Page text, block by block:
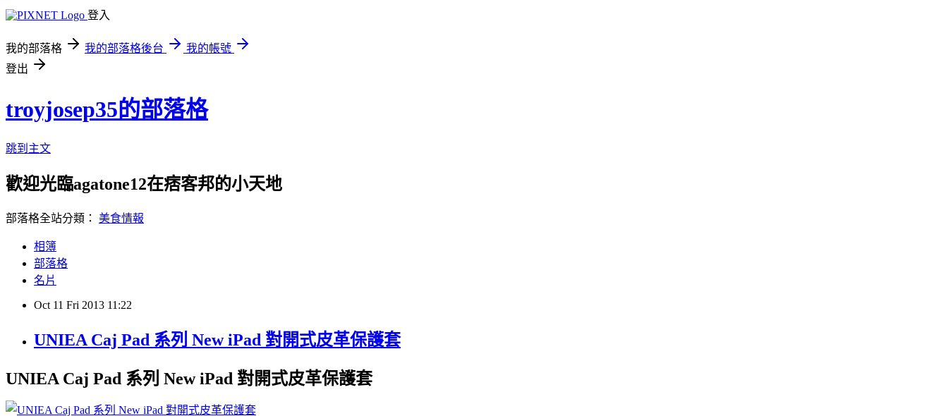
登入
我的部落格 我的部落格後台
我的帳號
登出
troyjosep35的部落格
跳到主文
歡迎光臨agatone12在痞客邦的小天地
部落格全站分類： 美食情報
相簿
部落格
名片
Oct 11 Fri 2013 11:22
UNIEA Caj Pad 系列 New iPad 對開式皮革保護套
UNIEA Caj Pad 系列 New iPad 對開式皮革保護套